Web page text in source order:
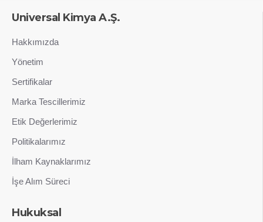
Universal Kimya A.Ş.
Hakkımızda
Yönetim
Sertifikalar
Marka Tescillerimiz
Etik Değerlerimiz
Politikalarımız
İlham Kaynaklarımız
İşe Alım Süreci
Hukuksal